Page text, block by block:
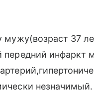
мужу(возраст 37
инфаркт